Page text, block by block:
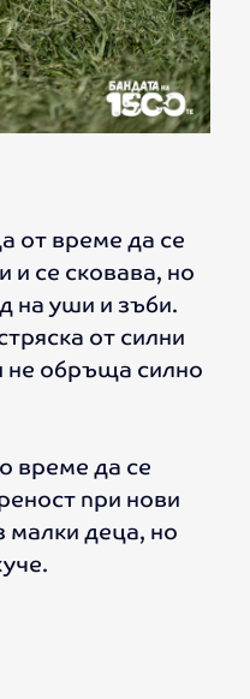
от време да се
и се сковава, но
на уши и зъби.
от силни
не обръща силно
време да се
при нови
малки деца, но